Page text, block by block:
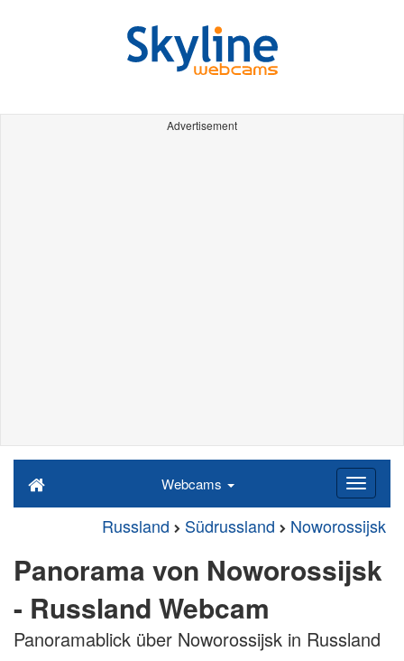
Advertisement
Webcams
Russland Südrussland Noworossijsk
Panorama von Noworossijsk
- Russland Webcam
Panoramablick über Noworossijsk in Russland